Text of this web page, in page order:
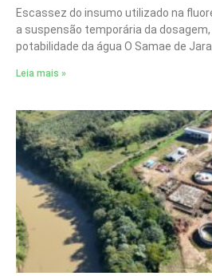
Escassez do insumo utilizado na
a suspensão temporária da
potabilidade da água O Samae de
Leia mais »